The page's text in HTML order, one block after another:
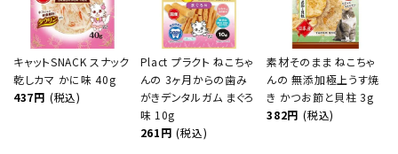
キャットSNACK スナック
乾しカマ かに味 40g
437円 (税込)
Plact プラクト ねこちゃ
んの 3ヶ月からの歯み
がきデンタルガム まぐろ
味 10g
261円 (税込)
素材そのまま ねこちゃ
んの 無添加極上うす焼
き かつお節と貝柱 3g
382円 (税込)